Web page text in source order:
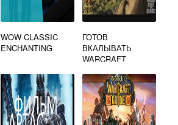
WOW CLASSIC
ENCHANTING
ГОТОВ
ВКАЛЫВАТЬ
WARCRAFT